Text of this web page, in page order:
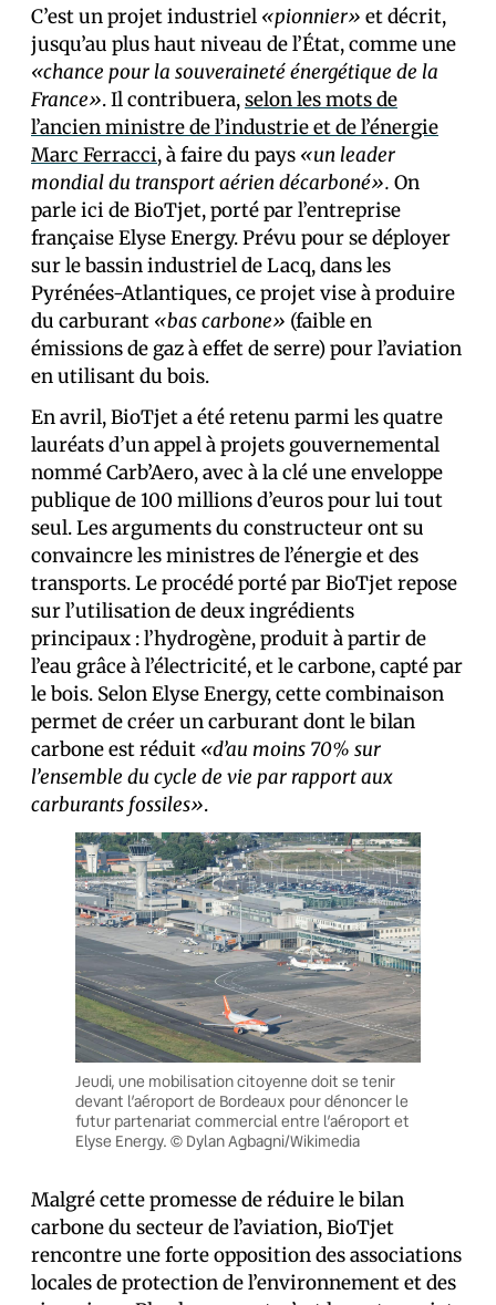
C’est un projet industriel «pionnier» et décrit,
jusqu’au plus haut niveau de l’État, comme une
«chance pour la souveraineté énergétique de la
France». Il contribuera,selon les mots de
l’ancien ministre de l’industrie et de l’énergie
Marc Ferracci, à faire du pays «un leader
mondial du transport aérien décarboné». On
parle ici de BioTjet, porté par l’entreprise
française Elyse Energy. Prévu pour se déployer
sur le bassin industriel de Lacq, dans les
Pyrénées-Atlantiques, ce projet vise à produire
du carburant «bas carbone» (faible en
émissions de gaz à effet de serre) pour l’aviation
en utilisant du bois.
En avril, BioTjet a été retenu parmi les quatre
lauréats d’un appel à projets gouvernemental
nommé Carb’Aero, avec à la clé une enveloppe
publique de 100 millions d’euros pour lui tout
seul. Les arguments du constructeur ont su
convaincre les ministres de l’énergie et des
transports. Le procédé porté par BioTjet repose
sur l’utilisation de deux ingrédients
principaux : l’hydrogène, produit à partir de
l’eau grâce à l’électricité, et le carbone, capté par
le bois. Selon Elyse Energy, cette combinaison
permet de créer un carburant dont le bilan
carbone est réduit «d’au moins 70% sur
l’ensemble du cycle de vie par rapport aux
carburants fossiles».
Jeudi, une mobilisation citoyenne doit se tenir
devant l’aéroport de Bordeaux pour dénoncer le
futur partenariat commercial entre l’aéroport et
Elyse Energy. © Dylan Agbagni/Wikimedia
Malgré cette promesse de réduire le bilan
carbone du secteur de l’aviation, BioTjet
rencontre une forte opposition des associations
locales de protection de l’environnement et des